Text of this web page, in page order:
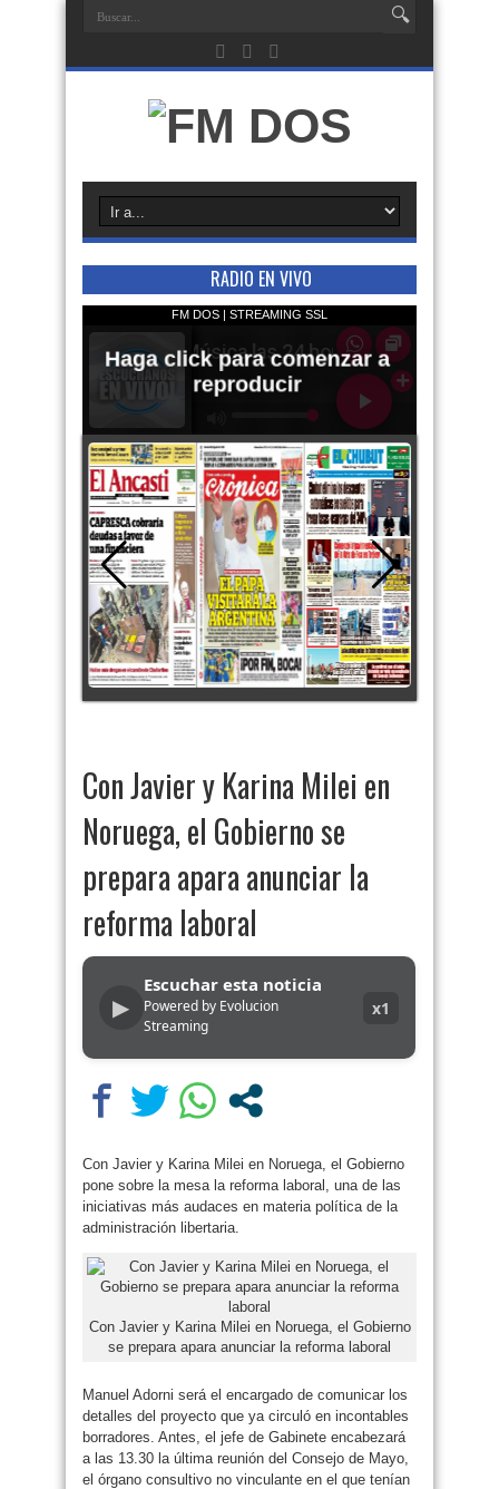
RADIO EN VIVO
Con Javier y Karina Milei en
Noruega, el Gobierno se
prepara apara anunciar la
reforma laboral
▶
Escuchar esta noticia
Powered by Evolucion
Streaming
x1
Con Javier y Karina Milei en Noruega, el Gobierno
pone sobre la mesa la reforma laboral, una de las
iniciativas más audaces en materia política de la
administración libertaria.
Con Javier y Karina Milei en Noruega, el Gobierno
se prepara apara anunciar la reforma laboral
Manuel Adorni será el encargado de comunicar los
detalles del proyecto que ya circuló en incontables
borradores. Antes, el jefe de Gabinete encabezará
a las 13.30 la última reunión del Consejo de Mayo,
el órgano consultivo no vinculante en el que tenían